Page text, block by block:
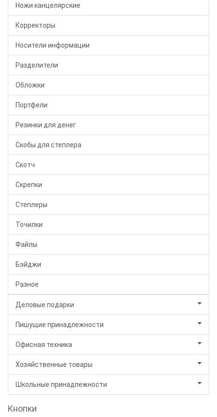
Ножи канцелярские
Корректоры
Носители информации
Разделители
Обложки
Портфели
Резинки для денег
Скобы для степлера
Скотч
Скрепки
Степлеры
Точилки
Файлы
Бэйджи
Разное
Деловые подарки
Пишущие принадлежности
Офисная техника
Хозяйственные товары
Школьные принадлежности
Кнопки